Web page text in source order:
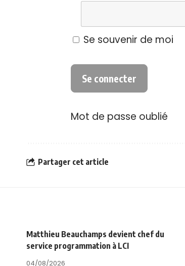
Se souvenir de moi
Mot de passe oublié
Partager cet article
Matthieu Beauchamps devient chef du
service programmation à LCI
04/08/2026